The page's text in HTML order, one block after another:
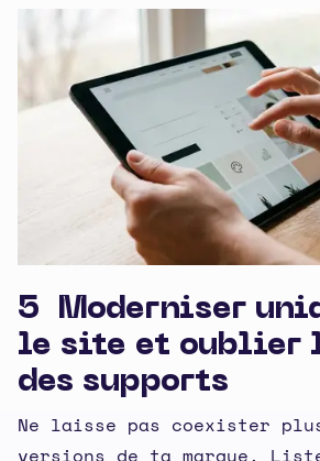
5 Moderniser
le site et oublier
des supports
Ne laisse pas coexister
versions de ta marque.